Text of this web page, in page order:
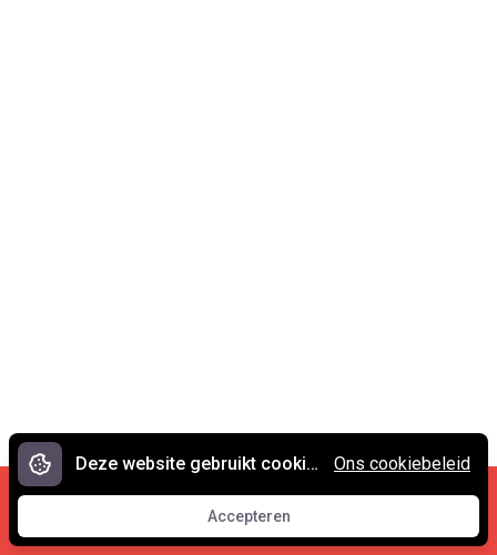
Cookies en privacy •
Contact
© 2007 - 2026 Spreekwoorden.nl
Deze website gebruikt cookies.
Accepteren
Accepteren
Ons cookiebeleid